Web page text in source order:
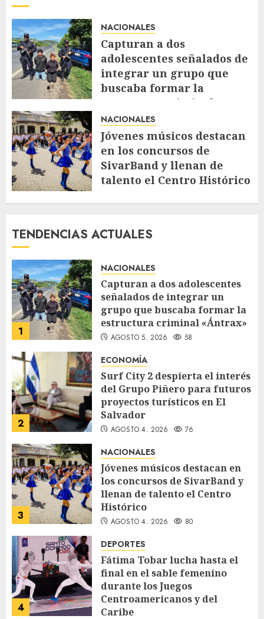
NACIONALES
Capturan a dos
adolescentes señalados de
integrar un grupo que
buscaba formar la
estructura criminal
«Ántrax»
AGOSTO 5, 2026 58
NACIONALES
Jóvenes músicos destacan
en los concursos de
SivarBand y llenan de
talento el Centro Histórico
TENDENCIAS ACTUALES
1
NACIONALES
Capturan a dos adolescentes
señalados de integrar un
grupo que buscaba formar la
estructura criminal «Ántrax»
AGOSTO 5, 2026 58
2
ECONOMÍA
Surf City 2 despierta el interés
del Grupo Piñero para futuros
proyectos turísticos en El
Salvador
AGOSTO 4, 2026 76
3
NACIONALES
Jóvenes músicos destacan en
los concursos de SivarBand y
llenan de talento el Centro
Histórico
AGOSTO 4, 2026 80
4
DEPORTES
Fátima Tobar lucha hasta el
final en el sable femenino
durante los Juegos
Centroamericanos y del
Caribe